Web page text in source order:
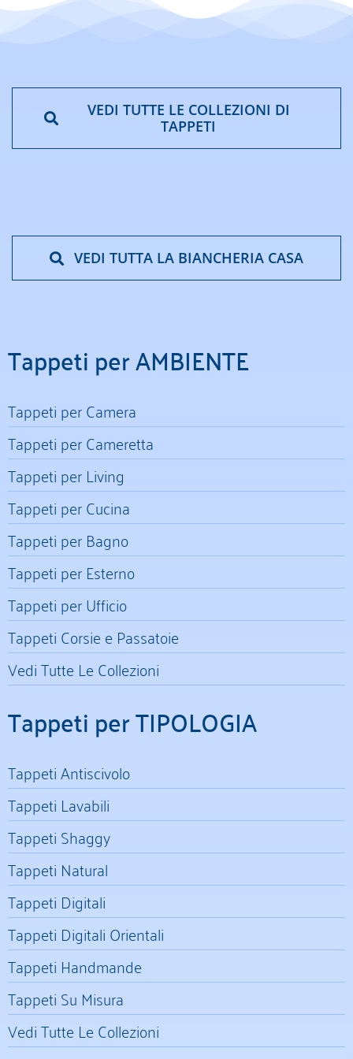
VEDI TUTTE LE COLLEZIONI DI
TAPPETI
VEDI TUTTA LA BIANCHERIA CASA
Tappeti per AMBIENTE
Tappeti per Camera
Tappeti per Cameretta
Tappeti per Living
Tappeti per Cucina
Tappeti per Bagno
Tappeti per Esterno
Tappeti per Ufficio
Tappeti Corsie e Passatoie
Vedi Tutte Le Collezioni
Tappeti per TIPOLOGIA
Tappeti Antiscivolo
Tappeti Lavabili
Tappeti Shaggy
Tappeti Natural
Tappeti Digitali
Tappeti Digitali Orientali
Tappeti Handmande
Tappeti Su Misura
Vedi Tutte Le Collezioni